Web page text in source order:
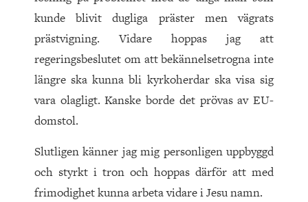
kunde blivit dugliga präster men vägrats
prästvigning. Vidare hoppas jag att
regeringsbeslutet om att bekännelsetrogna inte
längre ska kunna bli kyrkoherdar ska visa sig
vara olagligt. Kanske borde det prövas av EU-
domstol.
Slutligen känner jag mig personligen uppbyggd
och styrkt i tron och hoppas därför att med
frimodighet kunna arbeta vidare i Jesu namn.